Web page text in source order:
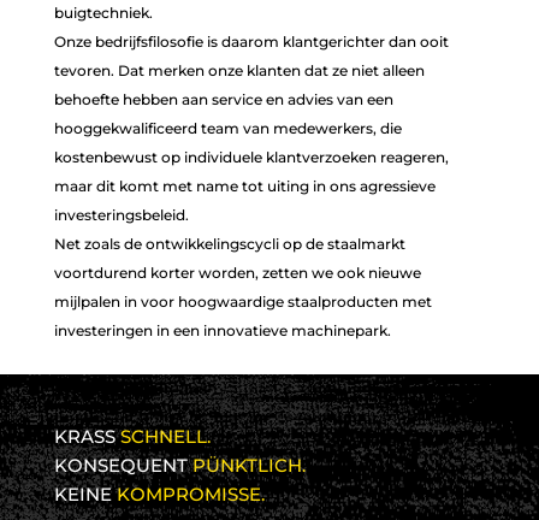
buigtechniek.
Onze bedrijfsfilosofie is daarom klantgerichter dan ooit
tevoren. Dat merken onze klanten dat ze niet alleen
behoefte hebben aan service en advies van een
hooggekwalificeerd team van medewerkers, die
kostenbewust op individuele klantverzoeken reageren,
maar dit komt met name tot uiting in ons agressieve
investeringsbeleid.
Net zoals de ontwikkelingscycli op de staalmarkt
voortdurend korter worden, zetten we ook nieuwe
mijlpalen in voor hoogwaardige staalproducten met
investeringen in een innovatieve machinepark.
KRASSSCHNELL.
KONSEQUENTPÜNKTLICH.
KEINEKOMPROMISSE.